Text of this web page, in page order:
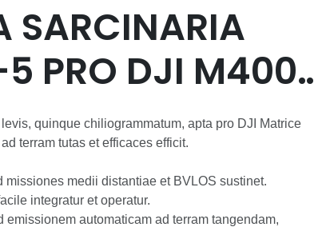
SARCINARIA
PRO DJI M400
quinque chiliogrammatum, apta pro DJI Matrice
terram tutas et efficaces efficit.
missiones medii distantiae et BVLOS sustinet.
integratur et operatur.